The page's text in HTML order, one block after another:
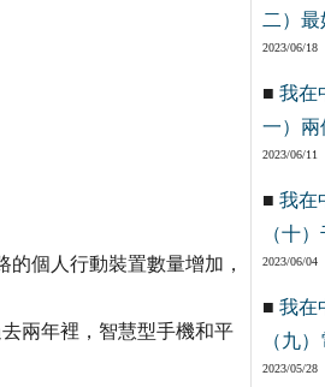
個人行動裝置數量增加，
兩年裡，智慧型手機和平
二）
2023/06/18
■ 我在
一）兩
2023/06/11
■ 我在
（十
2023/06/04
■ 我在
（九
2023/05/28